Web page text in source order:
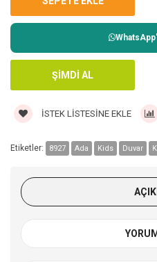
İSTEK LISTESINE EKLE
Etiketler: 8927 Ada Kids Duvar